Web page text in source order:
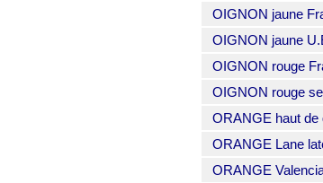
OIGNON jaune
OIGNON jaune
OIGNON rouge
OIGNON rouge
ORANGE haut de
ORANGE Lane
ORANGE